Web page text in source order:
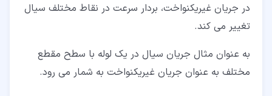
در جریان غیریکنواخت، بردار سرعت در نقاط مختلف سیال
تغییر می کند.
به عنوان مثال جریان سیال در یک لوله با سطح مقطع
مختلف به عنوان جریان غیریکنواخت به شمار می رود.